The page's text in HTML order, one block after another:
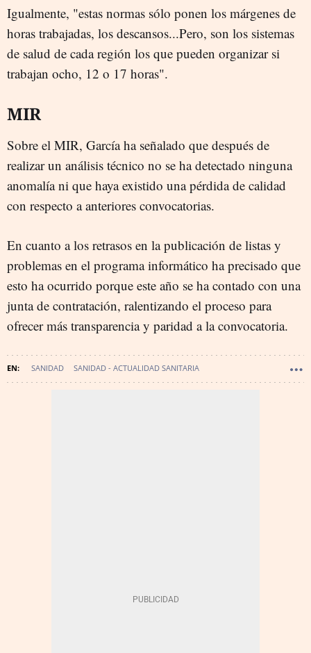
Igualmente, "estas normas sólo ponen los márgenes de
horas trabajadas, los descansos...Pero, son los sistemas
de salud de cada región los que pueden organizar si
trabajan ocho, 12 o 17 horas".
MIR
Sobre el MIR, García ha señalado que después de
realizar un análisis técnico no se ha detectado ninguna
anomalía ni que haya existido una pérdida de calidad
con respecto a anteriores convocatorias.
En cuanto a los retrasos en la publicación de listas y
problemas en el programa informático ha precisado que
esto ha ocurrido porque este año se ha contado con una
junta de contratación, ralentizando el proceso para
ofrecer más transparencia y paridad a la convocatoria.
SANIDAD SANIDAD - ACTUALIDAD SANITARIA